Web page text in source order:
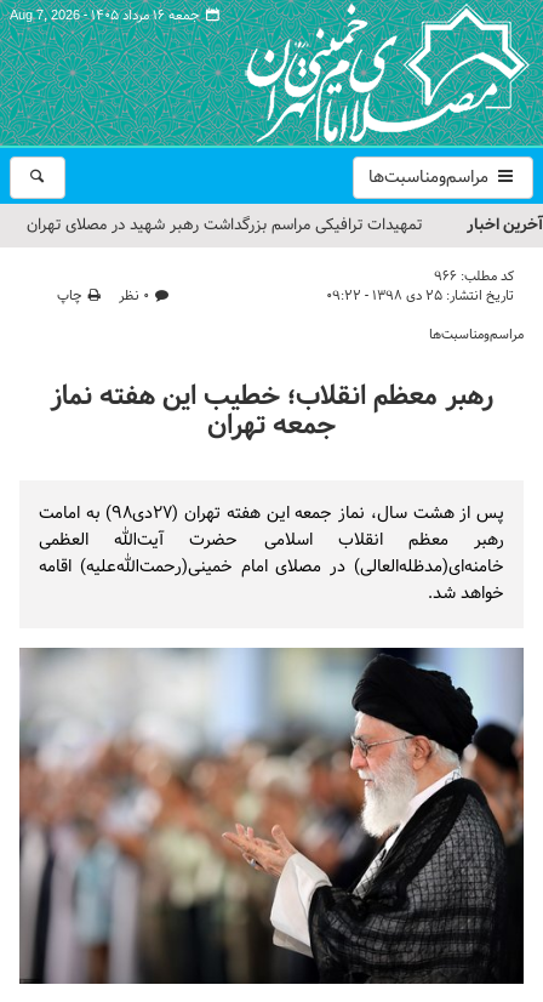
جمعه ۱۶ مرداد ۱۴۰۵ - Aug 7, 2026
مراسم‌ومناسبت‌ها
آخرین اخبار
تمهیدات ترافیکی مراسم بزرگداشت رهبر شهید در مصلای تهران
حجت‌الاسلام حاج علی‌اکبری؛ خطیب این هفته نماز جمعه تهران
معظم انقلاب
گزارش تصویری| مراسم نماز بر پیکر امام شهید انقلاب اسلامی ایران
کد مطلب: 966
تاریخ انتشار: ۲۵ دی ۱۳۹۸ - ۰۹:۲۲ ۰ نظر
چاپ
مراسم‌ومناسبت‌ها
رهبر معظم انقلاب؛ خطیب این هفته نماز
جمعه تهران
پس از هشت سال، نماز جمعه این هفته تهران (۲۷دی۹۸) به امامت
رهبر معظم انقلاب اسلامی حضرت آیت‌الله العظمی
خامنه‌ای(مدظله‌العالی) در مصلای امام خمینی(رحمت‌الله‌علیه) اقامه
خواهد شد.